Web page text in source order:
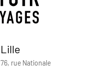
Lille
76, rue Nationale